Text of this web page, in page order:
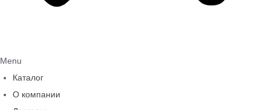
Menu
Каталог
О компании